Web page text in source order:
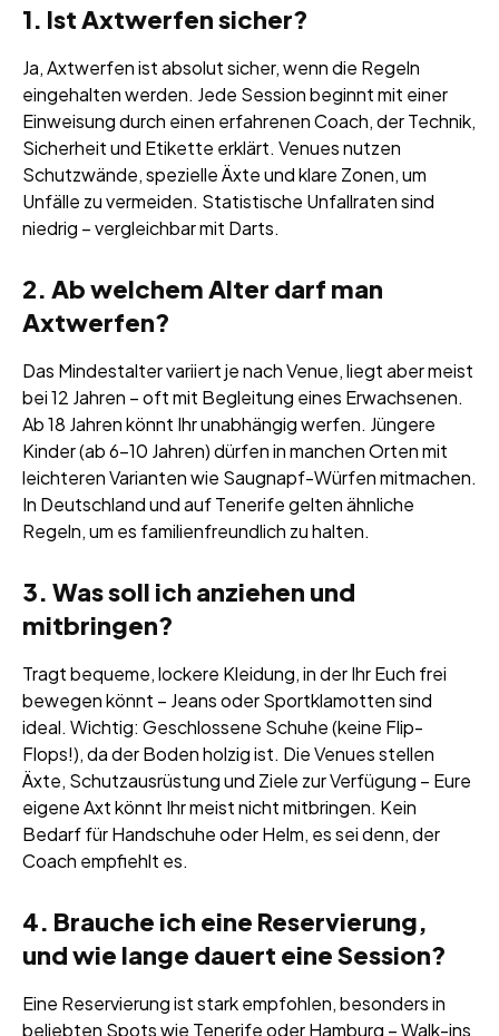
1. Ist Axtwerfen sicher?
Ja, Axtwerfen ist absolut sicher, wenn die Regeln
eingehalten werden. Jede Session beginnt mit einer
Einweisung durch einen erfahrenen Coach, der Technik,
Sicherheit und Etikette erklärt. Venues nutzen
Schutzwände, spezielle Äxte und klare Zonen, um
Unfälle zu vermeiden. Statistische Unfallraten sind
niedrig – vergleichbar mit Darts.
2. Ab welchem Alter darf man
Axtwerfen?
Das Mindestalter variiert je nach Venue, liegt aber meist
bei 12 Jahren – oft mit Begleitung eines Erwachsenen.
Ab 18 Jahren könnt Ihr unabhängig werfen. Jüngere
Kinder (ab 6–10 Jahren) dürfen in manchen Orten mit
leichteren Varianten wie Saugnapf-Würfen mitmachen.
In Deutschland und auf Tenerife gelten ähnliche
Regeln, um es familienfreundlich zu halten.
3. Was soll ich anziehen und
mitbringen?
Tragt bequeme, lockere Kleidung, in der Ihr Euch frei
bewegen könnt – Jeans oder Sportklamotten sind
ideal. Wichtig: Geschlossene Schuhe (keine Flip-
Flops!), da der Boden holzig ist. Die Venues stellen
Äxte, Schutzausrüstung und Ziele zur Verfügung – Eure
eigene Axt könnt Ihr meist nicht mitbringen. Kein
Bedarf für Handschuhe oder Helm, es sei denn, der
Coach empfiehlt es.
4. Brauche ich eine Reservierung,
und wie lange dauert eine Session?
Eine Reservierung ist stark empfohlen, besonders in
beliebten Spots wie Tenerife oder Hamburg – Walk-ins